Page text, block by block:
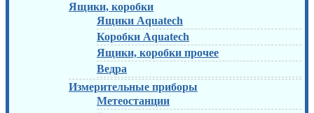
Ящики, коробки
Ящики Aquatech
Коробки Aquatech
Ящики, коробки прочее
Ведра
Измерительные приборы
Метеостанции